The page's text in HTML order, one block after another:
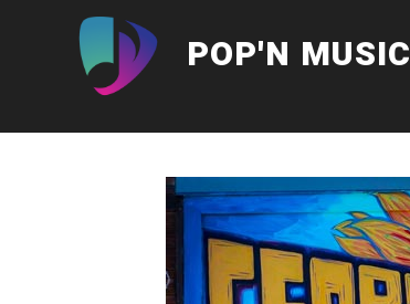
POP'N MUSIC